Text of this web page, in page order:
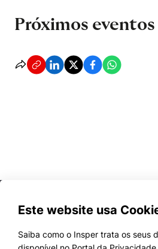
Próximos eventos
Este website usa
Saiba como o Insper trata os seus
Cookies